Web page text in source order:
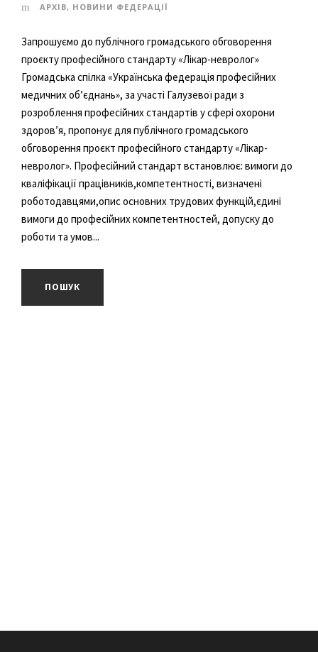
AРХІВ, НОВИНИ ФЕДЕРАЦІЇ
Запрошуємо до публічного громадського обговорення
проєкту професійного стандарту «Лікар-невролог»
Громадська спілка «Українська федерація професійних
медичних об’єднань», за участі Галузевої ради з
розроблення професійних стандартів у сфері охорони
здоров’я, пропонує для публічного громадського
обговорення проєкт професійного стандарту «Лікар-
невролог». Професійний стандарт встановлює: вимоги до
кваліфікації працівників,компетентності, визначені
роботодавцями,опис основних трудових функцій,єдині
вимоги до професійних компетентностей, допуску до
роботи та умов...
ПОШУК